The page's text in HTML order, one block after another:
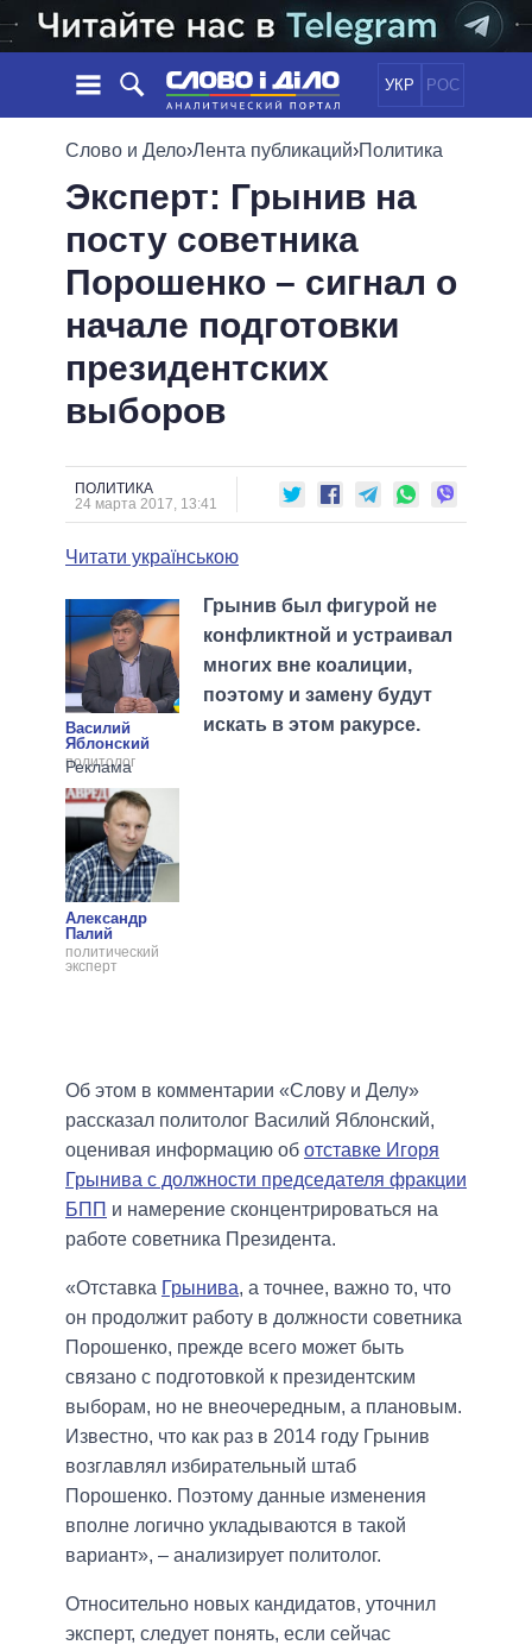
УКР РОС
НОВОСТИ
ЛЕНТА
СОБЫТИЯ
СТАТЬИ
МНЕНИЯ
ОБЗОРЫ
ДАЙДЖЕСТЫ
ПОЛИТИКА
ЭКОНОМИКА
ОБЩЕСТВО
ОБЕЩАНИЯ
ПОЛИТИКИ
ВСЕ ПОЛИТИКИ
ПРЕЗИДЕНТ И ОФИС
ВЕРХОВНАЯ РАДА
КАБИНЕТ МИНИСТРОВ
МЭРЫ
ВСЕ ПЕРСОНЫ
ВИДЕО
ПОДДЕРЖАТЬ
СРАВНЕНИЕ ПОЛИТИКОВ
Слово и Дело›Лента публикаций›Политика
Эксперт: Грынив на
посту советника
Порошенко – сигнал о
начале подготовки
президентских
выборов
ПОЛИТИКА
24 марта 2017, 13:41
Читати українською
Василий
Яблонский
политолог
Александр
Палий
политический
эксперт
Грынив был фигурой не
конфликтной и устраивал
многих вне коалиции,
поэтому и замену будут
искать в этом ракурсе.
Об этом в комментарии «Слову и Делу»
рассказал политолог Василий Яблонский,
оценивая информацию об отставке Игоря
Грынива с должности председателя фракции
БПП и намерение сконцентрироваться на
работе советника Президента.
«Отставка Грынива, а точнее, важно то, что
он продолжит работу в должности советника
Порошенко, прежде всего может быть
связано с подготовкой к президентским
выборам, но не внеочередным, а плановым.
Известно, что как раз в 2014 году Грынив
возглавлял избирательный штаб
Порошенко. Поэтому данные изменения
вполне логично укладываются в такой
вариант», – анализирует политолог.
Относительно новых кандидатов, уточнил
эксперт, следует понять, если сейчас